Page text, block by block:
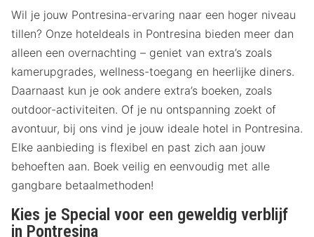
Wil je jouw Pontresina-ervaring naar een hoger niveau
tillen? Onze hoteldeals in Pontresina bieden meer dan
alleen een overnachting – geniet van extra’s zoals
kamerupgrades, wellness-toegang en heerlijke diners.
Daarnaast kun je ook andere extra’s boeken, zoals
outdoor-activiteiten. Of je nu ontspanning zoekt of
avontuur, bij ons vind je jouw ideale hotel in Pontresina.
Elke aanbieding is flexibel en past zich aan jouw
behoeften aan. Boek veilig en eenvoudig met alle
gangbare betaalmethoden!
Kies je Special voor een geweldig verblijf
in Pontresina